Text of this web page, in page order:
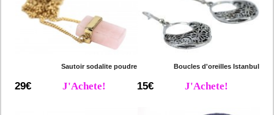
Sautoir sodalite poudre
29€ J'Achete!
Boucles d'oreilles Istanbul
15€ J'Achete!